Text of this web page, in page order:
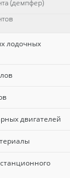
(демпфер)
лодочных
двигателей